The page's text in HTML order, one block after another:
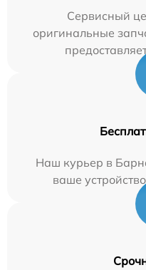
Сервисный
оригинальные
Наш курьер в
ваше